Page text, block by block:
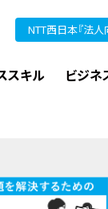
NTT西日本『法人
スキル ビジネ